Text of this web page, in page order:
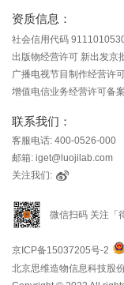
资质信息：
社会信用代码
出版物经营许可 新出发京
广播电视节目制作经营许
增值电信业务经营许可备
联系我们：
客服电话: 400-0526-000
邮箱: iget@luojilab.com
关注我们:
微信扫码 关注「
京ICP备15037205号-2
北京思维造物信息科技股